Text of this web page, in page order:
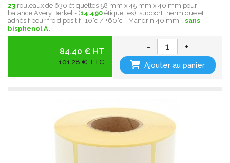
23 rouleaux de 630 étiquettes 58 mm x 45 mm x 40 mm pour
balance Avery Berkel - (14.490 étiquettes) support thermique et
adhésif pour froid positif -10°c / +60°c - Mandrin 40 mm - sans
bisphenol A.
84.40 € HT
101,28 € TTC
- +
Ajouter au panier